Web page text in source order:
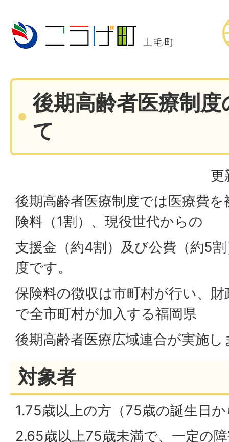
後期高齢者医療制
て
更
後期高齢者医療制度では医療費
険料（1割）、現役世代からの
支援金（約4割）及び公費（約5
度です。
保険料の徴収は市町村が行い、
で全市町村が加入する福岡県
後期高齢者医療広域連合が実施し
対象者
1.75歳以上の方（75歳の誕生日
2.65歳以上75歳未満で、一定の